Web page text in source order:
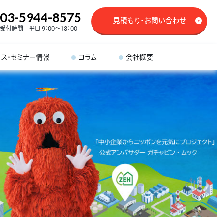
03-5944-8575
受付時間 平日 9：00～18：00
見積もり・お問い合わせ
・セミナー情報 コラム 会社概要